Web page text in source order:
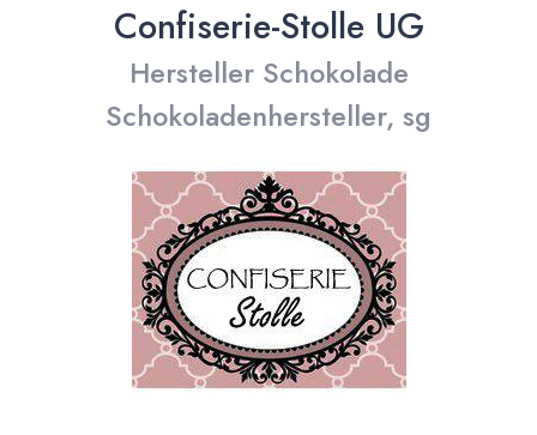
Confiserie-Stolle UG
Hersteller Schokolade
Schokoladenhersteller, sg